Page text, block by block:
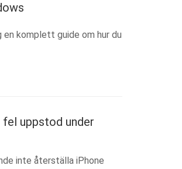
komplett guide om hur du
uppstod under
inte återställa iPhone